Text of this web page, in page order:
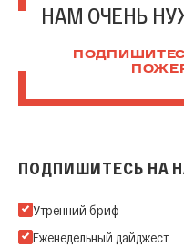
НАМ ОЧЕНЬ
ПОДПИШИТЕСЬ НА
Подпишитесь на нашу
Утренний бриф
Еженедельный дайджест